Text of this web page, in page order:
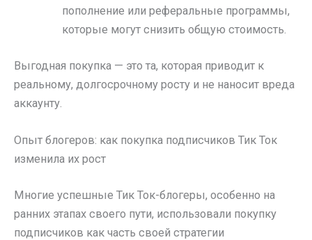
пополнение или реферальные программы,
которые могут снизить общую стоимость.
Выгодная покупка — это та, которая приводит к
реальному, долгосрочному росту и не наносит вреда
аккаунту.
Опыт блогеров: как покупка подписчиков Тик Ток
изменила их рост
Многие успешные Тик Ток-блогеры, особенно на
ранних этапах своего пути, использовали покупку
подписчиков как часть своей стратегии